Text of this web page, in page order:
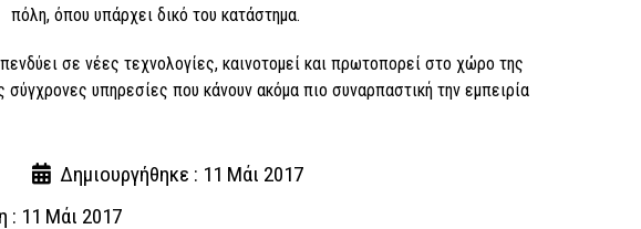
πόλη, όπου υπάρχει δικό του κατάστημα.
σε νέες τεχνολογίες, καινοτομεί και πρωτοπορεί στο χώρο της
υπηρεσίες που κάνουν ακόμα πιο συναρπαστική την εμπειρία
Δημιουργήθηκε : 11 Μάι 2017
: 11 Μάι 2017